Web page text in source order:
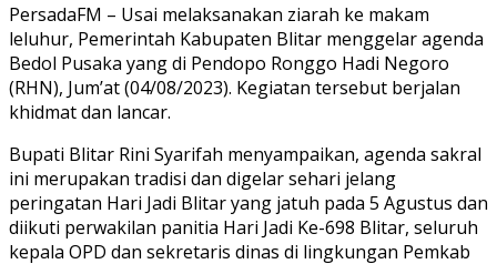
PersadaFM – Usai melaksanakan ziarah ke makam
leluhur, Pemerintah Kabupaten Blitar menggelar agenda
Bedol Pusaka yang di Pendopo Ronggo Hadi Negoro
(RHN), Jum’at (04/08/2023). Kegiatan tersebut berjalan
khidmat dan lancar.
Bupati Blitar Rini Syarifah menyampaikan, agenda sakral
ini merupakan tradisi dan digelar sehari jelang
peringatan Hari Jadi Blitar yang jatuh pada 5 Agustus dan
diikuti perwakilan panitia Hari Jadi Ke-698 Blitar, seluruh
kepala OPD dan sekretaris dinas di lingkungan Pemkab